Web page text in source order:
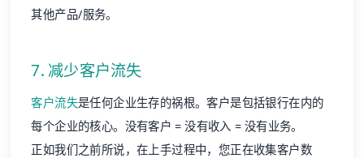
其他产品/服务。
7. 减少客户流失
客户流失是任何企业生存的祸根。客户是包括银行在内的
每个企业的核心。没有客户 = 没有收入 = 没有业务。
正如我们之前所说，在上手过程中，您正在收集客户数